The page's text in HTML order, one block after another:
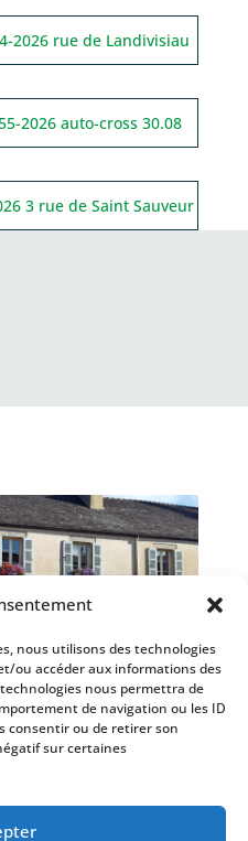
nous utilisons des technologies
ou accéder aux informations des
nous permettra de
de navigation ou les ID
consentir ou de retirer son
sur certaines
2026 rue de Landivisiau
2026 auto-cross 30.08
3 rue de Saint Sauveur